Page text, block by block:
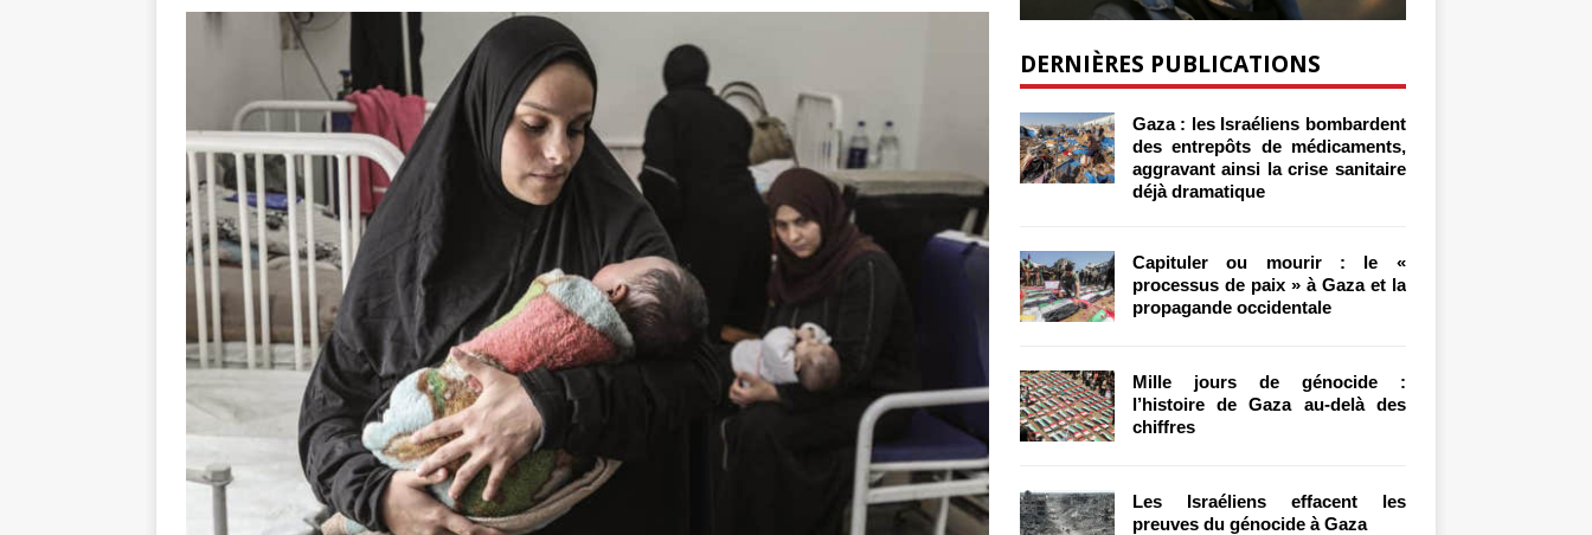
DERNIÈRES PUBLICATIONS
Gaza : les Israéliens bombardent
des entrepôts de médicaments,
aggravant ainsi la crise sanitaire
déjà dramatique
Capituler ou mourir : le «
processus de paix » à Gaza et la
propagande occidentale
Mille jours de génocide :
l’histoire de Gaza au-delà des
chiffres
Les Israéliens effacent les
preuves du génocide à Gaza